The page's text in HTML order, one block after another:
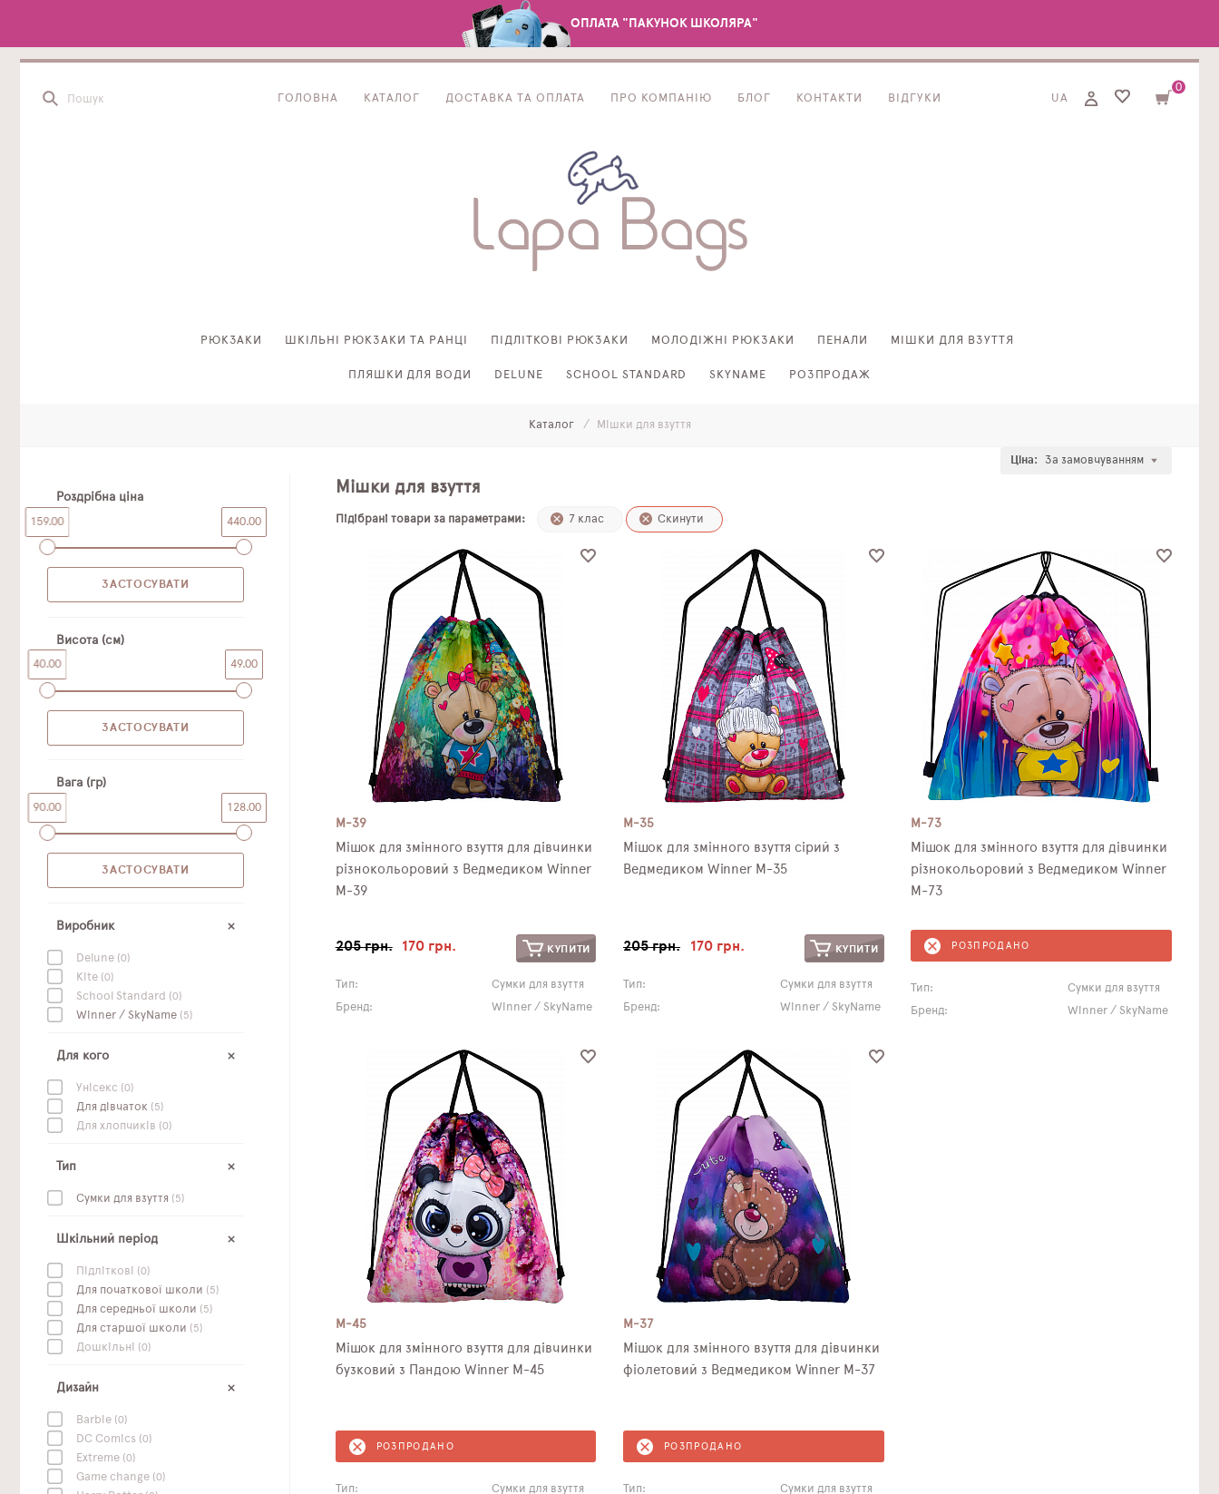
ОПЛАТА "ПАКУНОК ШКОЛЯРА"
ГОЛОВНА КАТАЛОГ ДОСТАВКА ТА ОПЛАТА ПРО КОМПАНІЮ БЛОГ КОНТАКТИ ВІДГУКИ UA
0
РЮКЗАКИ ШКІЛЬНІ РЮКЗАКИ ТА РАНЦІ ПІДЛІТКОВІ РЮКЗАКИ МОЛОДІЖНІ РЮКЗАКИ ПЕНАЛИ МІШКИ ДЛЯ ВЗУТТЯ
ПЛЯШКИ ДЛЯ ВОДИ DELUNE SCHOOL STANDARD SKYNAME РОЗПРОДАЖ
Каталог Мішки для взуття
Роздрібна ціна
159.00 440.00
Висота (см)
40.00 49.00
Вага (гр)
90.00 128.00
Виробник
Delune (0)
Kite (0)
School Standard (0)
Winner / SkyName (5)
Для кого
Унісекс (0)
Для дівчаток (5)
Для хлопчиків (0)
Тип
Сумки для взуття (5)
Шкільний період
Підліткові (0)
Для початкової школи (5)
Для середньої школи (5)
Для старшої школи (5)
Дошкільні (0)
Дизайн
Barbie (0)
DC Сomics (0)
Extreme (0)
Game change (0)
Ціна: За замовчуванням
Мішки для взуття
Підібрані товари за параметрами: 7 клас Скинути
M-39
Мішок для змінного взуття для дівчинки
різнокольоровий з Ведмедиком Winner
M-39
205 грн. 170 грн. КУПИТИ
Тип:
Сумки для взуття
Бренд:
Winner / SkyName
M-35
Мішок для змінного взуття сірий з
Ведмедиком Winner M-35
205 грн. 170 грн. КУПИТИ
Тип:
Сумки для взуття
Бренд:
Winner / SkyName
M-73
Мішок для змінного взуття для дівчинки
різнокольоровий з Ведмедиком Winner
M-73
РОЗПРОДАНО
Тип:
Сумки для взуття
Бренд:
Winner / SkyName
M-45
Мішок для змінного взуття для дівчинки
бузковий з Пандою Winner M-45
РОЗПРОДАНО
Тип:
Сумки для взуття
M-37
Мішок для змінного взуття для дівчинки
фіолетовий з Ведмедиком Winner M-37
РОЗПРОДАНО
Тип:
Сумки для взуття